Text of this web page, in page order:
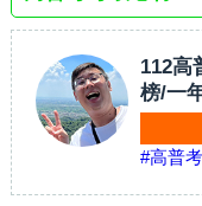
112高
榜/一
#高普考